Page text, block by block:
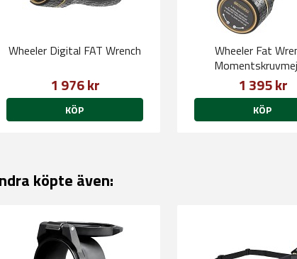
Wheeler Digital FAT Wrench
1 976 kr
KÖP
Wheeler Fat
1 395 kr
KÖP
köpte även: